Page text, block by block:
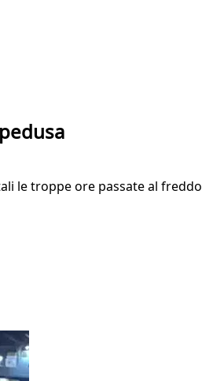
le troppe ore passate al freddo